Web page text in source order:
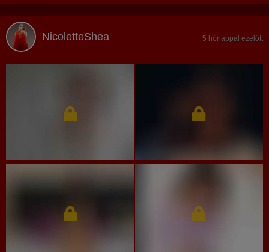
NicoletteShea 5 hónappal ezelőtt